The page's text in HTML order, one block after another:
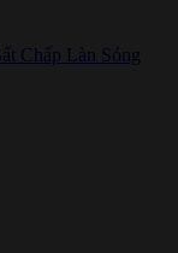
Chấp Làn Sóng